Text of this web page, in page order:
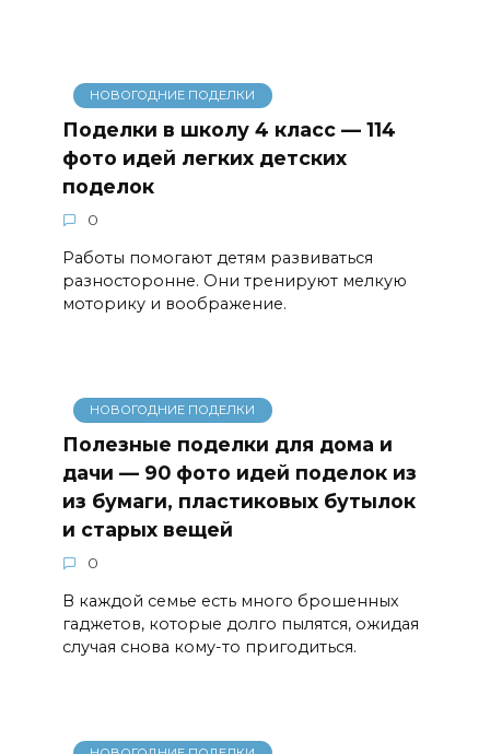
НОВОГОДНИЕ ПОДЕЛКИ
Поделки в школу 4 класс — 114
фото идей легких детских
поделок
0
Работы помогают детям развиваться
разносторонне. Они тренируют мелкую
моторику и воображение.
НОВОГОДНИЕ ПОДЕЛКИ
Полезные поделки для дома и
дачи — 90 фото идей поделок из
из бумаги, пластиковых бутылок
и старых вещей
0
В каждой семье есть много брошенных
гаджетов, которые долго пылятся, ожидая
случая снова кому-то пригодиться.